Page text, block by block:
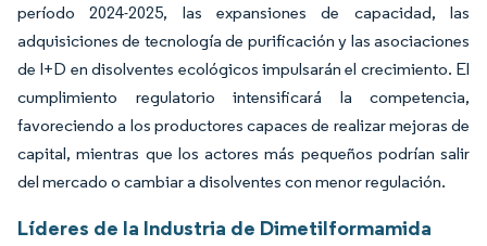
período 2024-2025, las expansiones de capacidad, las
adquisiciones de tecnología de purificación y las asociaciones
de I+D en disolventes ecológicos impulsarán el crecimiento. El
cumplimiento regulatorio intensificará la competencia,
favoreciendo a los productores capaces de realizar mejoras de
capital, mientras que los actores más pequeños podrían salir
del mercado o cambiar a disolventes con menor regulación.
Líderes de la Industria de Dimetilformamida